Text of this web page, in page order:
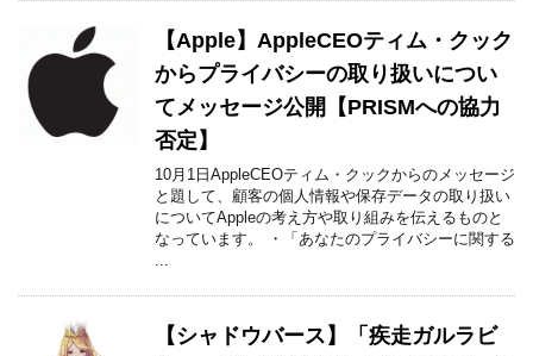
【Apple】AppleCEOティム・クック
からプライバシーの取り扱いについ
てメッセージ公開【PRISMへの協力
否定】
10月1日AppleCEOティム・クックからのメッセージ
と題して、顧客の個人情報や保存データの取り扱い
についてAppleの考え方や取り組みを伝えるものと
なっています。 ・「あなたのプライバシーに関する
...
【シャドウバース】「疾走ガルラビ